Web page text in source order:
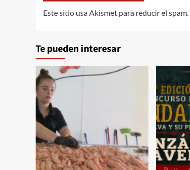
Este sitio usa Akismet para reducir el spam.
Te pueden interesar